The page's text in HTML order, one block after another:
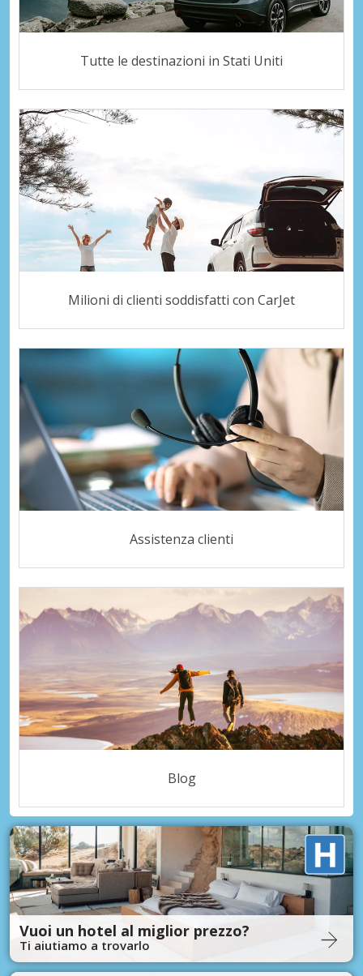
Tutte le destinazioni in Stati Uniti
Milioni di clienti soddisfatti con CarJet
Assistenza clienti
Blog
Vuoi un hotel al miglior prezzo?
Ti aiutiamo a trovarlo